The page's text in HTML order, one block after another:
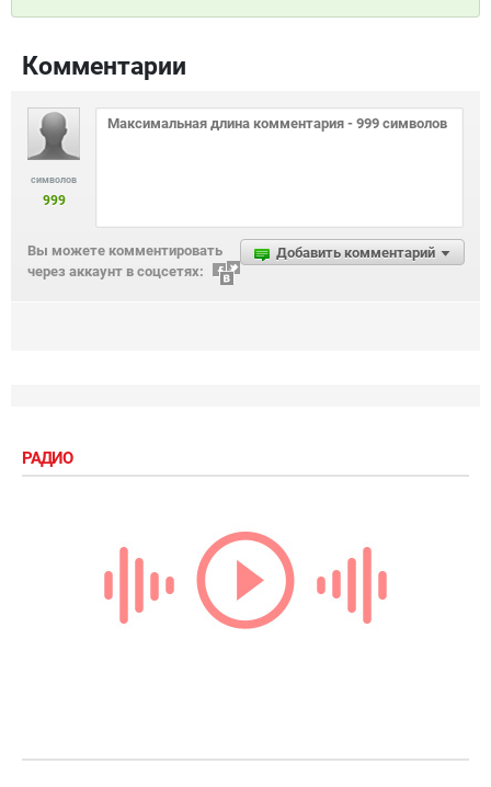
Комментарии
символов
999
Добавить комментарий
Вы можете комментировать
через аккаунт в соцсетях:
РАДИО